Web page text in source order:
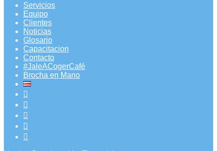
Servicios
Equipo
Clientes
Noticias
Glosario
Capacitacion
Contacto
#JaleACogerCafé
Brocha en Mano